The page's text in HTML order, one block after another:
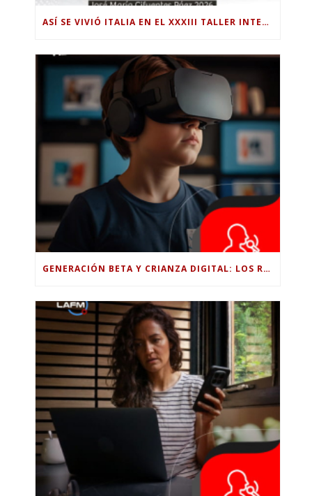
ASÍ SE VIVIÓ ITALIA EN EL XXXIII TALLER INTERNACIONAL INTERDISCIPLINAR
GENERACIÓN BETA Y CRIANZA DIGITAL: LOS RETOS DE CRIAR HIJOS EN LA ERA DE LA INTELIGENCIA ARTIFICIAL